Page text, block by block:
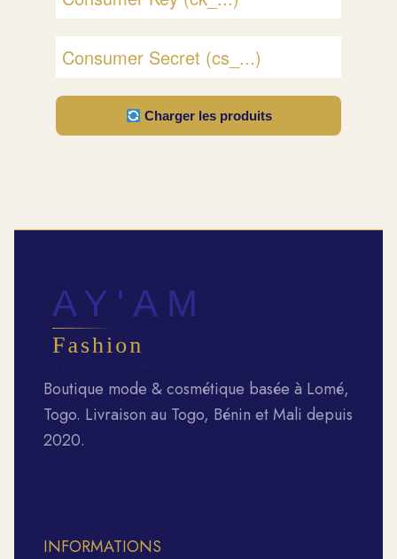
Charger les produits
Boutique mode & cosmétique basée à Lomé,
Togo. Livraison au Togo, Bénin et Mali depuis
2020.
INFORMATIONS